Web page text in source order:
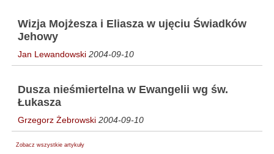
Wizja Mojżesza i Eliasza w ujęciu Świadków
Jehowy
Jan Lewandowski 2004-09-10
Dusza nieśmiertelna w Ewangelii wg św.
Łukasza
Grzegorz Żebrowski 2004-09-10
Zobacz wszystkie artykuły